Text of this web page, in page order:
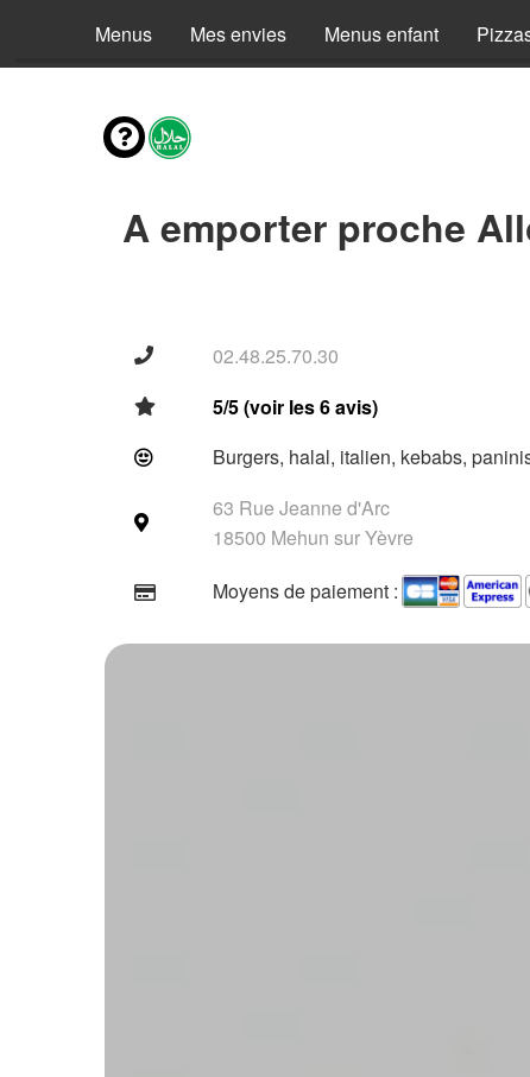
Menus Mes envies Menus enfant
A emporter proche
02.48.25.70.30
5/5 (voir les 6 avis)
Burgers, halal, italien, kebabs,
63 Rue Jeanne d'Arc
18500 Mehun sur Yèvre
Moyens de paiement :